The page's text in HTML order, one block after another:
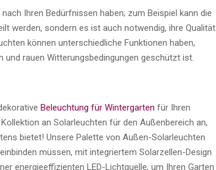
Ihren Bedürfnissen haben; zum Beispiel kann die
werden, sondern es ist auch notwendig, ihre Qualität
können unterschiedliche Funktionen haben,
und rauen Witterungsbedingungen geschützt ist.
Beleuchtung für Wintergarten für Ihren
an Solarleuchten für den Außenbereich an,
bietet! Unsere Palette von Außen-Solarleuchten
müssen, mit integriertem Solarzellen-Design
energieeffizienten LED-Lichtquelle, um Ihren Garten